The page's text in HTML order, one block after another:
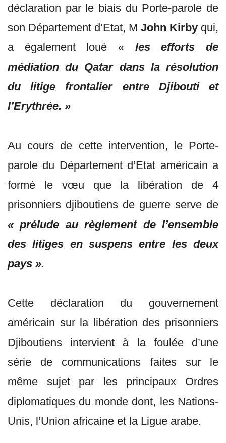
déclaration par le biais du Porte-parole de
son Département d’Etat, M John Kirby qui,
a également loué « les efforts de
médiation du Qatar dans la résolution
du litige frontalier entre Djibouti et
l’Erythrée. »
Au cours de cette intervention, le Porte-
parole du Département d’Etat américain a
formé le vœu que la libération de 4
prisonniers djiboutiens de guerre serve de
« prélude au règlement de l’ensemble
des litiges en suspens entre les deux
pays ».
Cette déclaration du gouvernement
américain sur la libération des prisonniers
Djiboutiens intervient à la foulée d’une
série de communications faites sur le
même sujet par les principaux Ordres
diplomatiques du monde dont, les Nations-
Unis, l’Union africaine et la Ligue arabe.